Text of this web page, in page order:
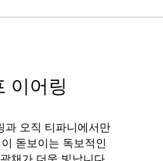
이어링
과 오직 티파니에서만
돋보이는 독보적인
채가 더욱 빛납니다.